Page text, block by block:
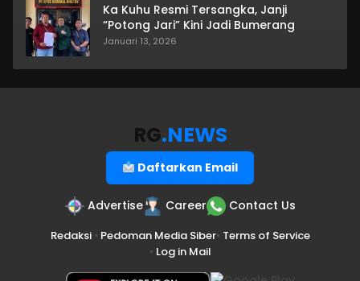
Ka Kuhu Resmi Tersangka, Janji
“Potong Jari” Kini Jadi Bumerang
Januari 13, 2026
RG.NEWS
Daftarkan Email
Advertise Career Contact Us
Redaksi• Pedoman Media Siber• Terms of Service
• Log in Mail